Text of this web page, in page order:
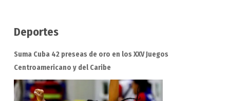
Deportes
Suma Cuba 42 preseas de oro en los XXV Juegos
Centroamericano y del Caribe